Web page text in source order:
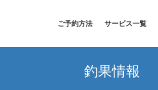
ご予約方法 サービス一覧
釣果情報